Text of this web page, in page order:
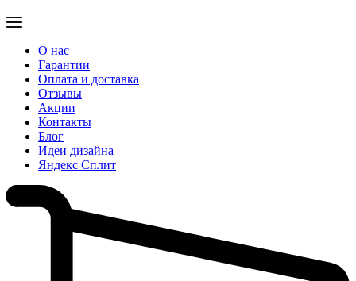
О нас
Гарантии
Оплата и доставка
Отзывы
Акции
Контакты
Блог
Идеи дизайна
Яндекс Сплит